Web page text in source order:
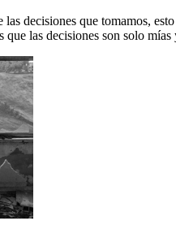
las decisiones que tomamos,
las decisiones son solo mías